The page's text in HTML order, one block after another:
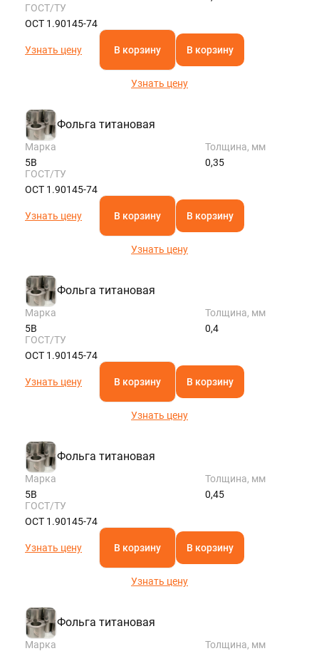
ГОСТ/ТУ
ОСТ 1.90145-74
Узнать цену В корзину В корзину
Узнать цену
Фольга титановая
Марка
5В
Толщина, мм
0,35
ГОСТ/ТУ
ОСТ 1.90145-74
Узнать цену В корзину В корзину
Узнать цену
Фольга титановая
Марка
5В
Толщина, мм
0,4
ГОСТ/ТУ
ОСТ 1.90145-74
Узнать цену В корзину В корзину
Узнать цену
Фольга титановая
Марка
5В
Толщина, мм
0,45
ГОСТ/ТУ
ОСТ 1.90145-74
Узнать цену В корзину В корзину
Узнать цену
Фольга титановая
Марка
Толщина, мм